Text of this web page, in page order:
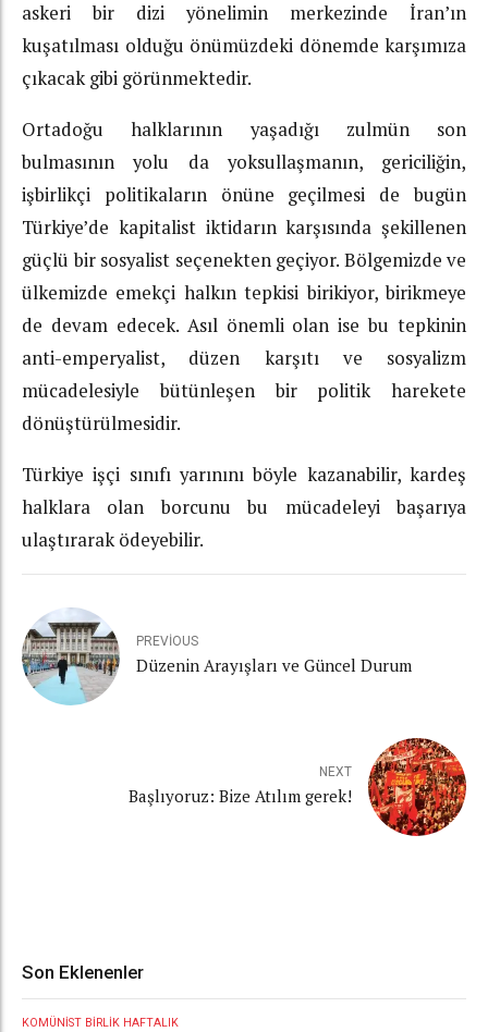
askeri bir dizi yönelimin merkezinde İran’ın
kuşatılması olduğu önümüzdeki dönemde karşımıza
çıkacak gibi görünmektedir.
Ortadoğu halklarının yaşadığı zulmün son
bulmasının yolu da yoksullaşmanın, gericiliğin,
işbirlikçi politikaların önüne geçilmesi de bugün
Türkiye’de kapitalist iktidarın karşısında şekillenen
güçlü bir sosyalist seçenekten geçiyor. Bölgemizde ve
ülkemizde emekçi halkın tepkisi birikiyor, birikmeye
de devam edecek. Asıl önemli olan ise bu tepkinin
anti-emperyalist, düzen karşıtı ve sosyalizm
mücadelesiyle bütünleşen bir politik harekete
dönüştürülmesidir.
Türkiye işçi sınıfı yarınını böyle kazanabilir, kardeş
halklara olan borcunu bu mücadeleyi başarıya
ulaştırarak ödeyebilir.
PREVIOUS
Düzenin Arayışları ve Güncel Durum
NEXT
Başlıyoruz: Bize Atılım gerek!
Son Eklenenler
KOMÜNIST BIRLIK HAFTALIK